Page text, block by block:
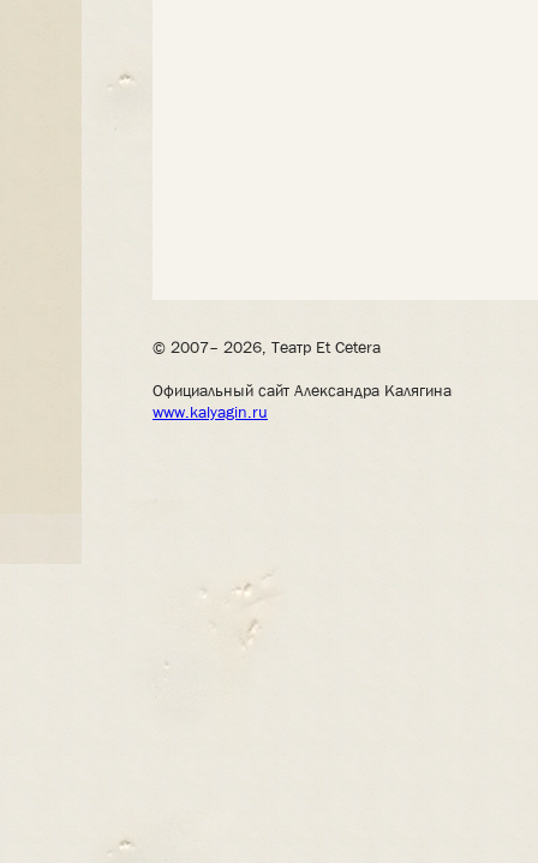
© 2007– 2026, Театр Et Cetera
Официальный сайт Александра Калягина
www.kalyagin.ru